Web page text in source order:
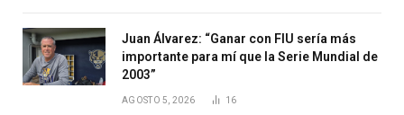
Juan Álvarez: “Ganar con FIU sería más
importante para mí que la Serie Mundial de
2003”
AGOSTO 5, 2026 16